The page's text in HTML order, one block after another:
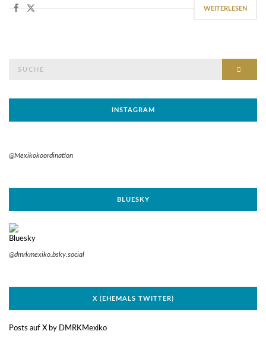
WEITERLESEN
INSTAGRAM
@Mexikokoordination
BLUESKY
@dmrkmexiko.bsky.social
X (EHEMALS TWITTER)
Posts auf X by DMRKMexiko